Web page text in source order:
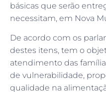
básicas que serão
necessitam, em Nova
De acordo com os
destes itens, tem o
atendimento das
de vulnerabilidade,
qualidade na